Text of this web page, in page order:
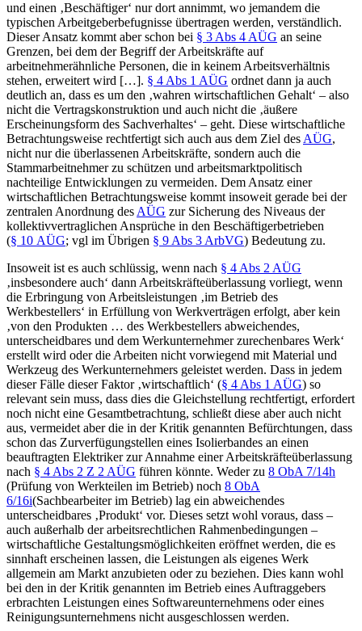
und einen ‚Beschäftiger‘ nur dort annimmt, wo jemandem die
typischen Arbeitgeberbefugnisse übertragen werden, verständlich.
Dieser Ansatz kommt aber schon bei § 3 Abs 4 AÜG an seine
Grenzen, bei dem der Begriff der Arbeitskräfte auf
arbeitnehmerähnliche Personen, die in keinem Arbeitsverhältnis
stehen, erweitert wird […]. § 4 Abs 1 AÜG ordnet dann ja auch
deutlich an, dass es um den ‚wahren wirtschaftlichen Gehalt‘ – also
nicht die Vertragskonstruktion und auch nicht die ‚äußere
Erscheinungsform des Sachverhaltes‘ – geht. Diese wirtschaftliche
Betrachtungsweise rechtfertigt sich auch aus dem Ziel des AÜG,
nicht nur die überlassenen Arbeitskräfte, sondern auch die
Stammarbeitnehmer zu schützen und arbeitsmarktpolitisch
nachteilige Entwicklungen zu vermeiden. Dem Ansatz einer
wirtschaftlichen Betrachtungsweise kommt insoweit gerade bei der
zentralen Anordnung des AÜG zur Sicherung des Niveaus der
kollektivvertraglichen Ansprüche in den Beschäftigerbetrieben
(§ 10 AÜG; vgl im Übrigen § 9 Abs 3 ArbVG) Bedeutung zu.
Insoweit ist es auch schlüssig, wenn nach § 4 Abs 2 AÜG
‚insbesondere auch‘ dann Arbeitskräfteüberlassung vorliegt, wenn
die Erbringung von Arbeitsleistungen ‚im Betrieb des
Werkbestellers‘ in Erfüllung von Werkverträgen erfolgt, aber kein
‚von den Produkten … des Werkbestellers abweichendes,
unterscheidbares und dem Werkunternehmer zurechenbares Werk‘
erstellt wird oder die Arbeiten nicht vorwiegend mit Material und
Werkzeug des Werkunternehmers geleistet werden. Dass in jedem
dieser Fälle dieser Faktor ‚wirtschaftlich‘ (§ 4 Abs 1 AÜG) so
relevant sein muss, dass dies die Gleichstellung rechtfertigt, erfordert
noch nicht eine Gesamtbetrachtung, schließt diese aber auch nicht
aus, vermeidet aber die in der Kritik genannten Befürchtungen, dass
schon das Zurverfügungstellen eines Isolierbandes an einen
beauftragten Elektriker zur Annahme einer Arbeitskräfteüberlassung
nach § 4 Abs 2 Z 2 AÜG führen könnte. Weder zu 8 ObA 7/14h
(Prüfung von Werkteilen im Betrieb) noch 8 ObA
6/16i(Sachbearbeiter im Betrieb) lag ein abweichendes
unterscheidbares ‚Produkt‘ vor. Dieses setzt wohl voraus, dass –
auch außerhalb der arbeitsrechtlichen Rahmenbedingungen –
wirtschaftliche Gestaltungsmöglichkeiten eröffnet werden, die es
sinnhaft erscheinen lassen, die Leistungen als eigenes Werk
allgemein am Markt anzubieten oder zu beziehen. Dies kann wohl
bei den in der Kritik genannten im Betrieb eines Auftraggebers
erbrachten Leistungen eines Softwareunternehmens oder eines
Reinigungsunternehmens nicht ausgeschlossen werden.